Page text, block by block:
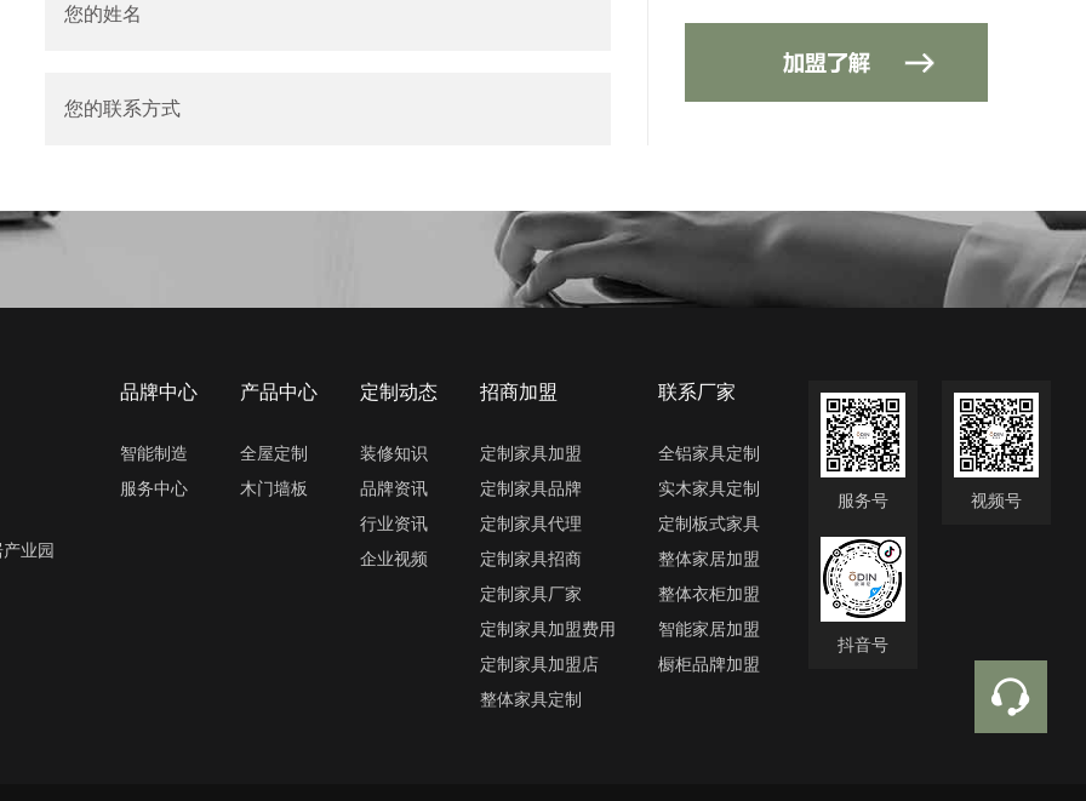
业园
品牌中心
智能制造
服务中心
产品中心
全屋定制
木门墙板
定制动态
装修知识
品牌资讯
行业资讯
企业视频
招商加盟
定制家具加盟
定制家具品牌
定制家具代理
定制家具招商
定制家具厂家
定制家具加盟费用
定制家具加盟店
整体家具定制
联系厂家
全铝家具定制
实木家具定制
定制板式家具
整体家居加盟
整体衣柜加盟
智能家居加盟
橱柜品牌加盟
服务号 视频号
抖音号